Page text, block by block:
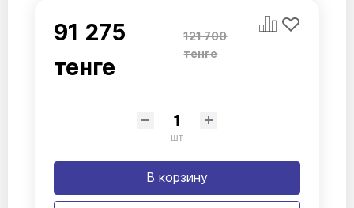
91 275
тенге
121 700
тенге
шт
В корзину